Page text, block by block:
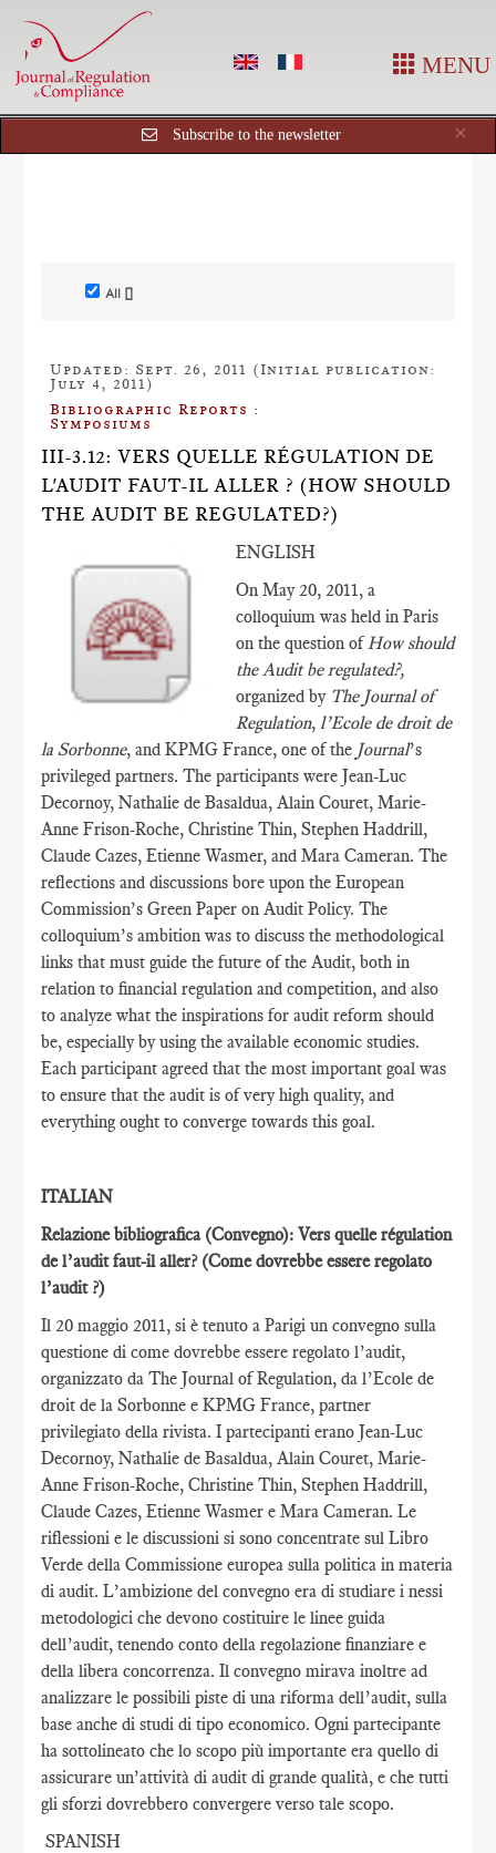
MENU
×
Subscribe to the newsletter
All []
Updated: Sept. 26, 2011 (Initial publication:
July 4, 2011)
Bibliographic Reports :
Symposiums
III-3.12: VERS QUELLE RÉGULATION DE
L'AUDIT FAUT-IL ALLER ? (HOW SHOULD
THE AUDIT BE REGULATED?)
ENGLISH
On May 20, 2011, a
colloquium was held in Paris
on the question ofHow should
the Audit be regulated?,
organized by The Journal of
Regulation,l’Ecole de droit de
la Sorbonne, and KPMG France, one of the Journal’s
privileged partners. The participants were Jean-Luc
Decornoy, Nathalie de Basaldua, Alain Couret, Marie-
Anne Frison-Roche, Christine Thin, Stephen Haddrill,
Claude Cazes, Etienne Wasmer, and Mara Cameran. The
reflections and discussions bore upon the European
Commission’s Green Paper on Audit Policy. The
colloquium’s ambition was to discuss the methodological
links that must guide the future of the Audit, both in
relation to financial regulation and competition, and also
to analyze what the inspirations for audit reform should
be, especially by using the available economic studies.
Each participant agreed that the most important goal was
to ensure that the audit is of very high quality, and
everything ought to converge towards this goal.
ITALIAN
Relazione bibliografica (Convegno): Vers quelle régulation
de l’audit faut-il aller? (Come dovrebbe essere regolato
l’audit ?)
Il 20 maggio 2011, si è tenuto a Parigi un convegno sulla
questione di come dovrebbe essere regolato l’audit,
organizzato da The Journal of Regulation, da l’Ecole de
droit de la Sorbonne e KPMG France, partner
privilegiato della rivista. I partecipanti erano Jean-Luc
Decornoy, Nathalie de Basaldua, Alain Couret, Marie-
Anne Frison-Roche, Christine Thin, Stephen Haddrill,
Claude Cazes, Etienne Wasmer e Mara Cameran. Le
riflessioni e le discussioni si sono concentrate sul Libro
Verde della Commissione europea sulla politica in materia
di audit. L’ambizione del convegno era di studiare i nessi
metodologici che devono costituire le linee guida
dell’audit, tenendo conto della regolazione finanziare e
della libera concorrenza. Il convegno mirava inoltre ad
analizzare le possibili piste di una riforma dell’audit, sulla
base anche di studi di tipo economico. Ogni partecipante
ha sottolineato che lo scopo più importante era quello di
assicurare un’attività di audit di grande qualità, e che tutti
gli sforzi dovrebbero convergere verso tale scopo.
SPANISH